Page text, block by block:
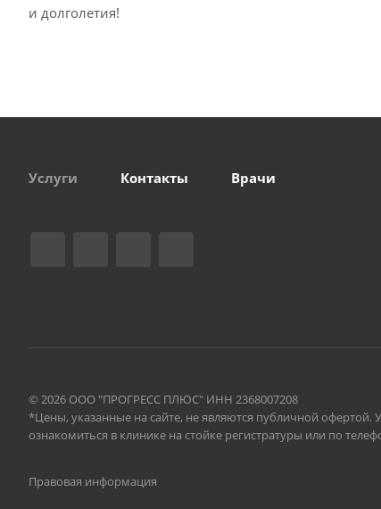
и долголетия!
Услуги Контакты Врачи
© 2026 ООО "ПРОГРЕСС ПЛЮС" ИНН 2368007208
*Цены, указанные на сайте, не являются публичной
ознакомиться в клинике на стойке регистратуры или по
Правовая информация